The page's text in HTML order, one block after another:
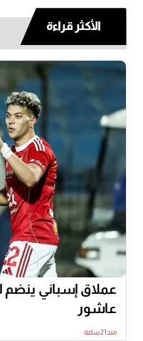
الأكثر قراءة
عملاق إسباني ينضم
عاشور
منذ21 ساعة